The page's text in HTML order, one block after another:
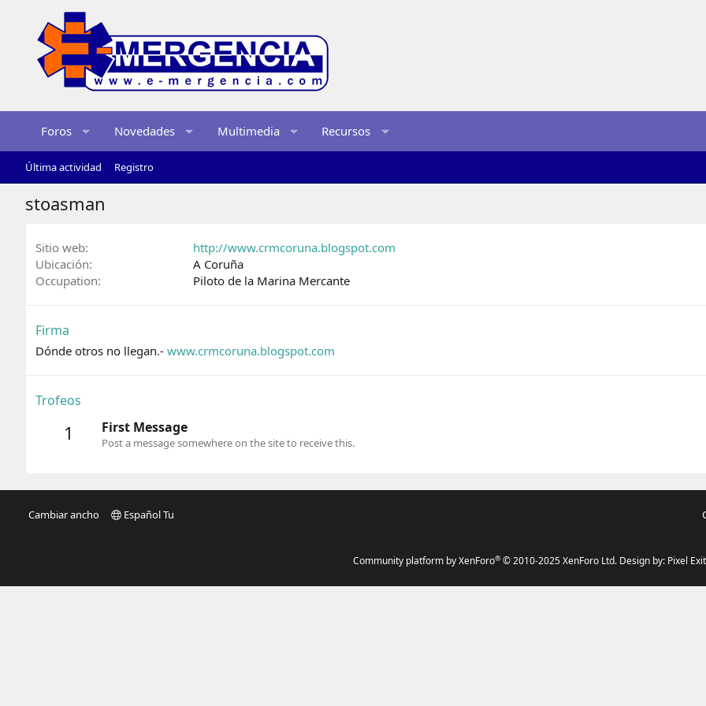
Foros Novedades Multimedia Recursos
Última actividad Registro
stoasman
Sitio web
http://www.crmcoruna.blogspot.com
Ubicación
A Coruña
Occupation
Piloto de la Marina Mercante
Firma
Dónde otros no llegan.- www.crmcoruna.blogspot.com
Trofeos
1 First Message
Post a message somewhere on the site to receive this.
Cambiar ancho Español Tu
Community platform by XenForo® © 2010-2025 XenForo Ltd. Design by: Pixel Exit